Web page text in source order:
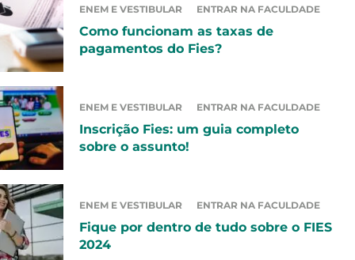
ENEM E VESTIBULAR ENTRAR NA FACULDADE
Como funcionam as taxas de
pagamentos do Fies?
ENEM E VESTIBULAR ENTRAR NA FACULDADE
Inscrição Fies: um guia completo
sobre o assunto!
ENEM E VESTIBULAR ENTRAR NA FACULDADE
Fique por dentro de tudo sobre o FIES
2024